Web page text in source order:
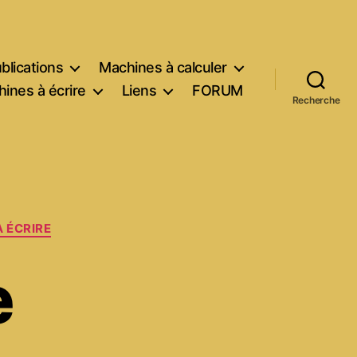
Machines à calculer
à écrire
Liens FORUM
Recherche
ÉCRIRE